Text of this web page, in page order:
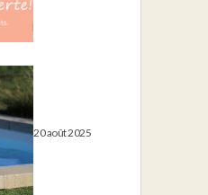
un jeu d’enfant !